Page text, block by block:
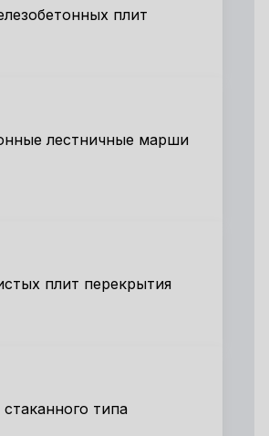
плит
лестничные марши
плит перекрытия
типа